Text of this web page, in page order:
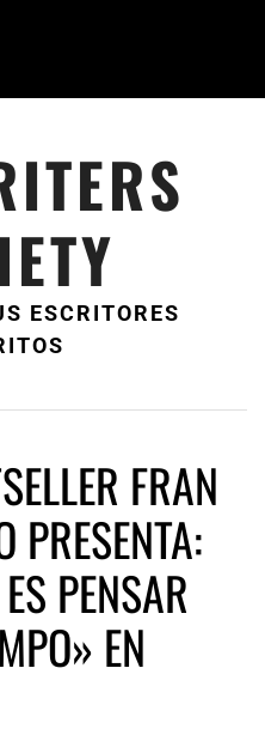
ESCRITORES
FRAN
PRESENTA:
PENSAR
EN